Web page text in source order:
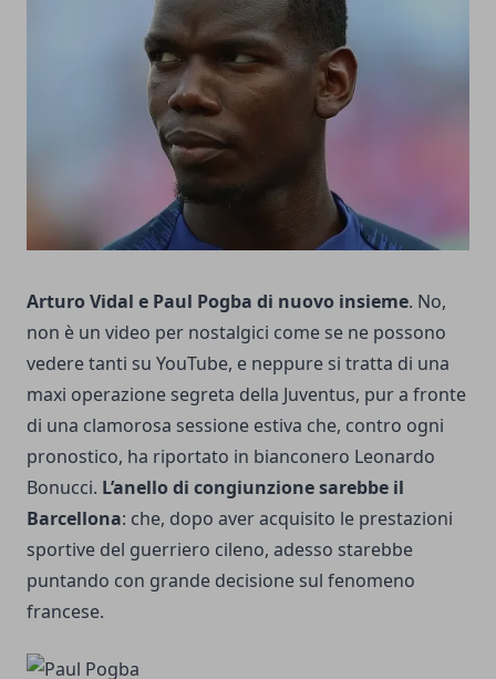
Arturo Vidal e Paul Pogba di nuovo insieme. No,
non è un video per nostalgici come se ne possono
vedere tanti su YouTube, e neppure si tratta di una
maxi operazione segreta della Juventus, pur a fronte
di una clamorosa sessione estiva che, contro ogni
pronostico, ha riportato in bianconero Leonardo
Bonucci. L’anello di congiunzione sarebbe il
Barcellona: che, dopo aver acquisito le prestazioni
sportive del guerriero cileno, adesso starebbe
puntando con grande decisione sul fenomeno
francese.